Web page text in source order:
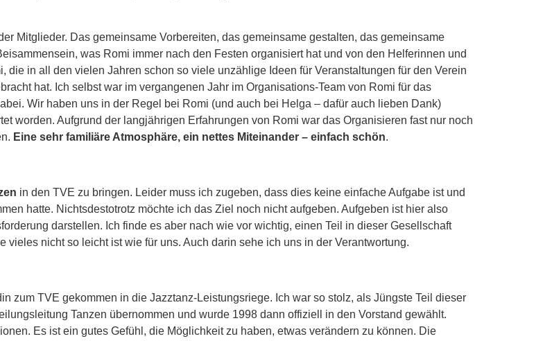
Mitglieder. Das gemeinsame Vorbereiten, das gemeinsame gestalten, das gemeinsame
was Romi immer nach den Festen organisiert hat und von den Helferinnen und
die in all den vielen Jahren schon so viele unzählige Ideen für Veranstaltungen für den Verein
hat. Ich selbst war im vergangenen Jahr im Organisations-Team von Romi für das
Wir haben uns in der Regel bei Romi (und auch bei Helga – dafür auch lieben Dank)
worden. Aufgrund der langjährigen Erfahrungen von Romi war das Organisieren fast nur noch
Eine sehr familiäre Atmosphäre, ein nettes Miteinander – einfach schön.
in den TVE zu bringen. Leider muss ich zugeben, dass dies keine einfache Aufgabe ist und
hatte. Nichtsdestotrotz möchte ich das Ziel noch nicht aufgeben. Aufgeben ist hier also
darstellen. Ich finde es aber nach wie vor wichtig, einen Teil in dieser Gesellschaft
nicht so leicht ist wie für uns. Auch darin sehe ich uns in der Verantwortung.
zum TVE gekommen in die Jazztanz-Leistungsriege. Ich war so stolz, als Jüngste Teil dieser
Tanzen übernommen und wurde 1998 dann offiziell in den Vorstand gewählt.
Es ist ein gutes Gefühl, die Möglichkeit zu haben, etwas verändern zu können. Die